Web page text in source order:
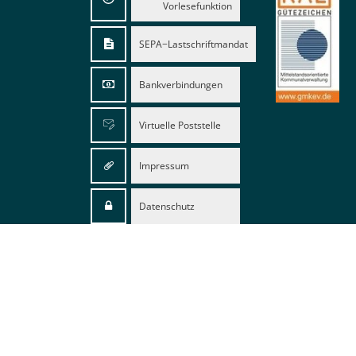
Vorlesefunktion
SEPA−Lastschriftmandat
Bankverbindungen
Virtuelle Poststelle
Impressum
Datenschutz